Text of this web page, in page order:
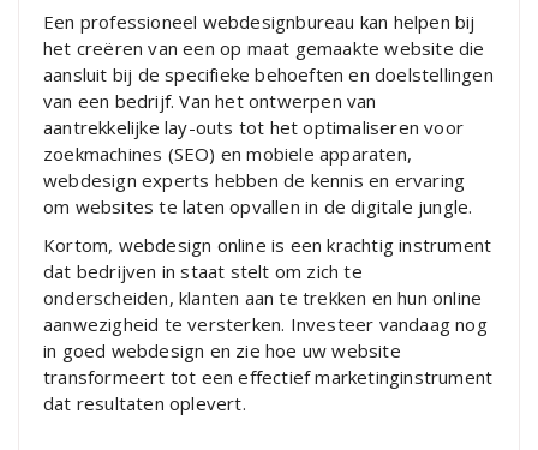
Een professioneel webdesignbureau kan helpen bij
het creëren van een op maat gemaakte website die
aansluit bij de specifieke behoeften en doelstellingen
van een bedrijf. Van het ontwerpen van
aantrekkelijke lay-outs tot het optimaliseren voor
zoekmachines (SEO) en mobiele apparaten,
webdesign experts hebben de kennis en ervaring
om websites te laten opvallen in de digitale jungle.
Kortom, webdesign online is een krachtig instrument
dat bedrijven in staat stelt om zich te
onderscheiden, klanten aan te trekken en hun online
aanwezigheid te versterken. Investeer vandaag nog
in goed webdesign en zie hoe uw website
transformeert tot een effectief marketinginstrument
dat resultaten oplevert.